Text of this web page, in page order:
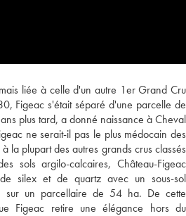
liée à celle d'un autre 1er Grand Cru
Figeac s'était séparé d'une parcelle de
plus tard, a donné naissance à Cheval
ne serait-il pas le plus médocain des
la plupart des autres grands crus classés
sols argilo-calcaires, Château-Figeac
silex et de quartz avec un sous-sol
sur un parcellaire de 54 ha. De cette
Figeac retire une élégance hors du